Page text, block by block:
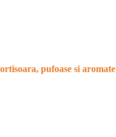
pufoase si aromate